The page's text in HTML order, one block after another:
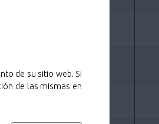
de su sitio web. Si
de las mismas en